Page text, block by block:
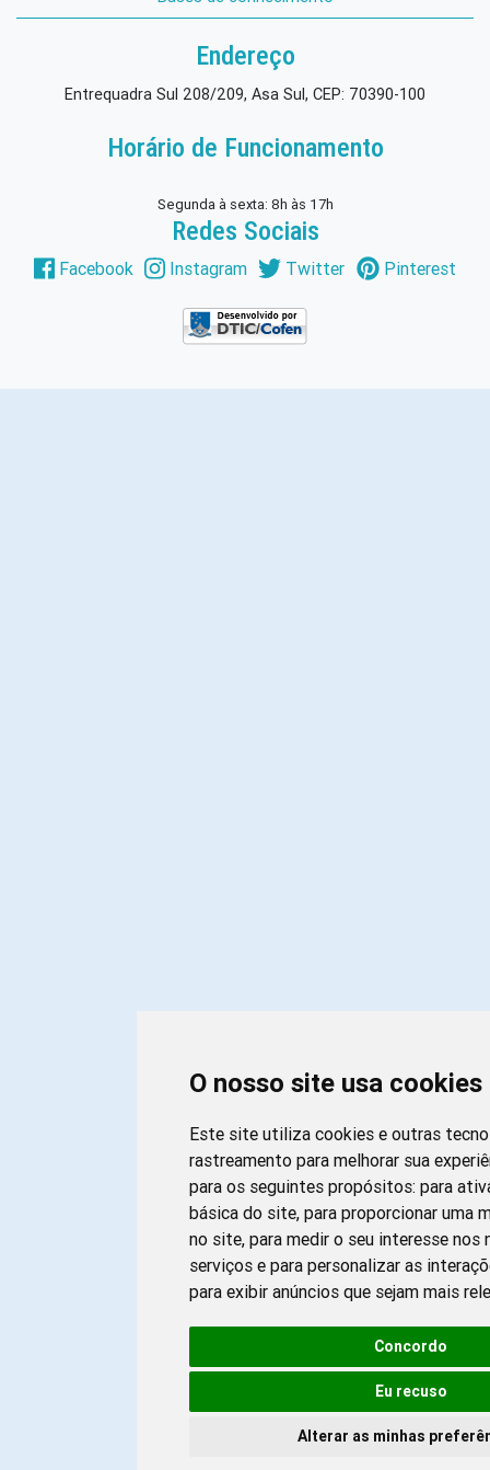
O nosso site usa cookies
Este site utiliza cookies e outras
rastreamento para melhorar sua
para os seguintes propósitos:para
básica do site,para proporcionar uma
no site,para medir o seu interesse
serviços e para personalizar as
para exibir anúncios que sejam mais
Concordo
Eu recuso
Alterar as minhas
Endereço
Entrequadra Sul 208/209, Asa Sul, CEP: 70390-100
Horário de Funcionamento
Segunda à sexta: 8h às 17h
Redes Sociais
Facebook Instagram Twitter Pinterest